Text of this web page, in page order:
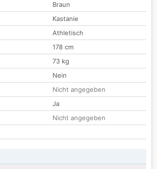
Braun
Kastanie
Athletisch
178 cm
73 kg
Nein
Nicht angegeben
Ja
Nicht angegeben